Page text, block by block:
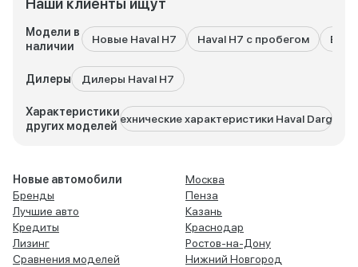
Наши клиенты ищут
Модели в
наличии
Новые Haval H7 Haval H7 с пробегом Все
Дилеры Дилеры Haval H7
Характеристики
других моделей
Технические характеристики Haval Dargo
Новые автомобили
Бренды
Лучшие авто
Кредиты
Лизинг
Сравнения моделей
Москва
Пенза
Казань
Краснодар
Ростов-на-Дону
Нижний Новгород